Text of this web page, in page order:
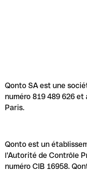
Qonto SA est une
numéro 819 489 626
Paris.
Qonto est un
l'Autorité de Contrôle
numéro CIB 16958.